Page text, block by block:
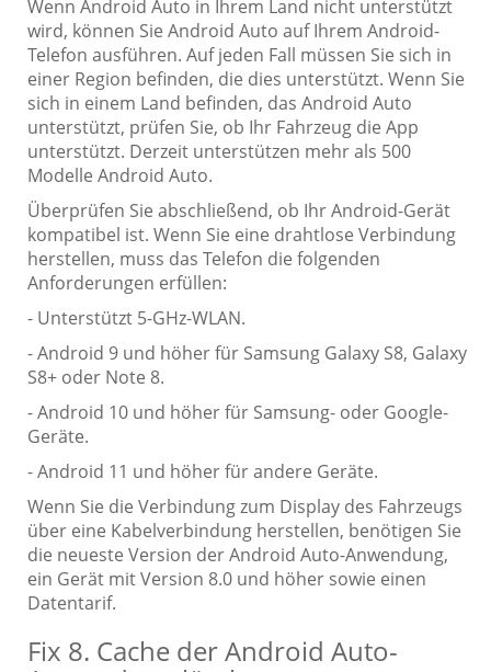
Wenn Android Auto in Ihrem Land nicht unterstützt
wird, können Sie Android Auto auf Ihrem Android-
Telefon ausführen. Auf jeden Fall müssen Sie sich in
einer Region befinden, die dies unterstützt. Wenn Sie
sich in einem Land befinden, das Android Auto
unterstützt, prüfen Sie, ob Ihr Fahrzeug die App
unterstützt. Derzeit unterstützen mehr als 500
Modelle Android Auto.
Überprüfen Sie abschließend, ob Ihr Android-Gerät
kompatibel ist. Wenn Sie eine drahtlose Verbindung
herstellen, muss das Telefon die folgenden
Anforderungen erfüllen:
- Unterstützt 5-GHz-WLAN.
- Android 9 und höher für Samsung Galaxy S8, Galaxy
S8+ oder Note 8.
- Android 10 und höher für Samsung- oder Google-
Geräte.
- Android 11 und höher für andere Geräte.
Wenn Sie die Verbindung zum Display des Fahrzeugs
über eine Kabelverbindung herstellen, benötigen Sie
die neueste Version der Android Auto-Anwendung,
ein Gerät mit Version 8.0 und höher sowie einen
Datentarif.
Fix 8. Cache der Android Auto-